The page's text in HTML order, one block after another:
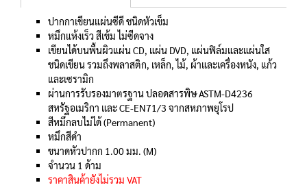
ปากกาเขียนแผ่นซีดี ชนิดหัวเข็ม
หมึกแห้งเร็ว สีเข้ม ไม่ซีดจาง
เขียนได้บนพื้นผิวแผ่น CD, แผ่น DVD, แผ่นฟิล์มและแผ่นใส
ชนิดเขียน รวมถึงพลาสติก, เหล็ก, ไม้, ผ้าและเครื่องหนัง, แก้ว
และเซรามิก
ผ่านการรับรองมาตรฐาน ปลอดสารพิษ ASTM-D4236
สหรัฐอเมริกา และ CE-EN71/3 จากสหภาพยุโรป
สีหมึกลบไม่ได้ (Permanent)
หมึกสีดำ
ขนาดหัวปากก 1.00 มม. (M)
จำนวน 1 ด้าม
ราคาสินค้ายังไม่รวม VAT